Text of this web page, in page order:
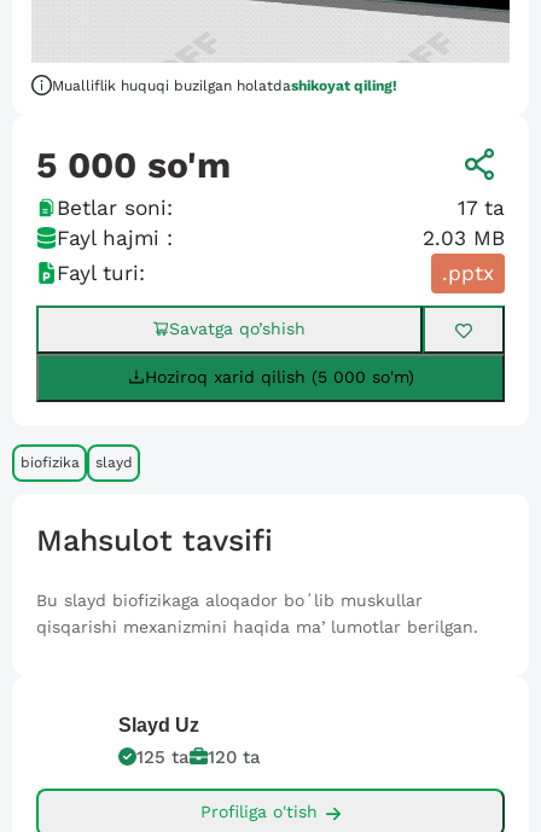
Mualliflik huquqi buzilgan holatdashikoyat qiling!
5 000 so'm
Betlar soni: 17 ta
Fayl hajmi :
2.03 MB
Fayl turi:
.pptx
Savatga qo’shish
Hoziroq xarid qilish (5 000 so'm)
biofizika slayd
Mahsulot tavsifi
Bu slayd biofizikaga aloqador boʻlib muskullar
qisqarishi mexanizmini haqida maʼlumotlar berilgan.
Slayd Uz
125 ta 120 ta
Profiliga o'tish